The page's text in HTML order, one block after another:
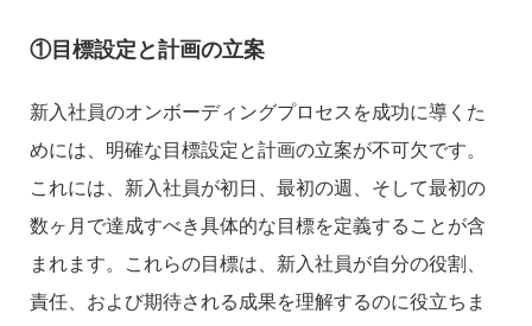
①目標設定と計画の立案
新入社員のオンボーディングプロセスを成功に導くた
めには、明確な目標設定と計画の立案が不可欠です。
これには、新入社員が初日、最初の週、そして最初の
数ヶ月で達成すべき具体的な目標を定義することが含
まれます。これらの目標は、新入社員が自分の役割、
責任、および期待される成果を理解するのに役立ちま